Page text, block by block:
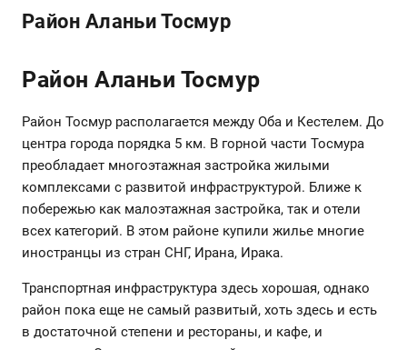
Район Аланьи Тосмур
Район Аланьи Тосмур
Район Тосмур располагается между Оба и Кестелем. До
центра города порядка 5 км. В горной части Тосмура
преобладает многоэтажная застройка жилыми
комплексами с развитой инфраструктурой. Ближе к
побережью как малоэтажная застройка, так и отели
всех категорий. В этом районе купили жилье многие
иностранцы из стран СНГ, Ирана, Ирака.
Транспортная инфраструктура здесь хорошая, однако
район пока еще не самый развитый, хоть здесь и есть
в достаточной степени и рестораны, и кафе, и